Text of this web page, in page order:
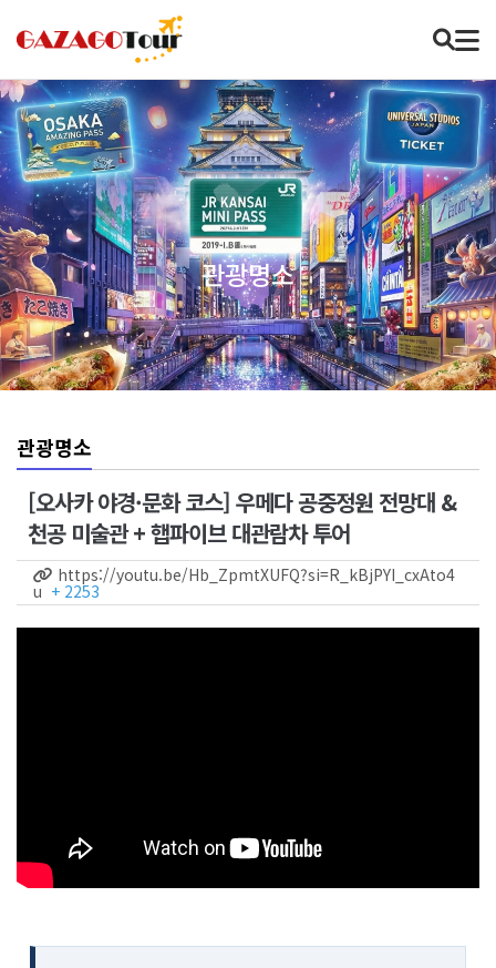
관광명소
관광명소
[오사카 야경·문화 코스] 우메다 공중정원 전망대 &
천공 미술관 + 햅파이브 대관람차 투어
https://youtu.be/Hb_ZpmtXUFQ?si=R_kBjPYI_cxAto4
u + 2253